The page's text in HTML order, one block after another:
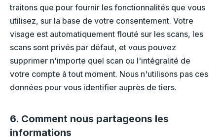
traitons que pour fournir les fonctionnalités que vous
utilisez, sur la base de votre consentement. Votre
visage est automatiquement flouté sur les scans, les
scans sont privés par défaut, et vous pouvez
supprimer n'importe quel scan ou l'intégralité de
votre compte à tout moment. Nous n'utilisons pas ces
données pour vous identifier auprès de tiers.
6. Comment nous partageons les
informations